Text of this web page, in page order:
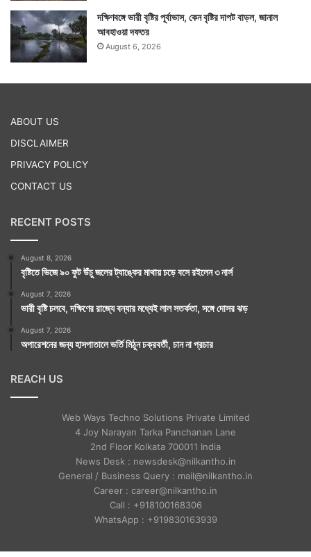
দক্ষিণবঙ্গে ভারী বৃষ্টির পূর্বাভাস, কেন বৃষ্টির দাপট বাড়ল, জানাল
আবহাওয়া দফতর
August 6, 2026
ABOUT US
DISCLAIMER
PRIVACY POLICY
CONTACT US
RECENT POSTS
August 8, 2026
বৃষ্টিতে ভিজে ৯০ ফুট উঁচু জলের ট্যাঙ্কের মাথায় চড়ে বসে রইলেন ৩ নার্স
August 7, 2026
ভারী বৃষ্টি চলবে, দক্ষিণের রাজ্যে বন্যার মধ্যেই লাল সতর্কতা, সঙ্গে দোসর ঝড়
August 7, 2026
অপারেশনের জন্য হাসপাতালে ভর্তি মিঠুন চক্রবর্তী, চান না প্রচার
REACH US
Web Ways Techno Solutions Private Limited
4 Joy Narayan Tarka Panchanan Lane
2nd Floor Kolkata 700011 India
News Desk : newsdesk@nilkantho.in
General / Business Query : mail@nilkantho.in
Career : career@nilkantho.in
Call : +918100168306
WhatsApp : +919830163939